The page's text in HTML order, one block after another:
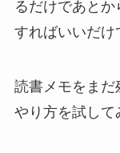
るだけであと
すればいいだけ
読書メモをま
やり方を試して